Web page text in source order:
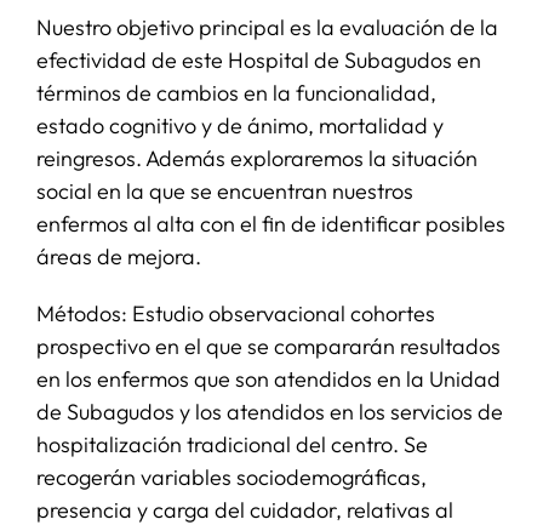
Nuestro objetivo principal es la evaluación de la
efectividad de este Hospital de Subagudos en
términos de cambios en la funcionalidad,
estado cognitivo y de ánimo, mortalidad y
reingresos. Además exploraremos la situación
social en la que se encuentran nuestros
enfermos al alta con el fin de identificar posibles
áreas de mejora.
Métodos: Estudio observacional cohortes
prospectivo en el que se compararán resultados
en los enfermos que son atendidos en la Unidad
de Subagudos y los atendidos en los servicios de
hospitalización tradicional del centro. Se
recogerán variables sociodemográficas,
presencia y carga del cuidador, relativas al